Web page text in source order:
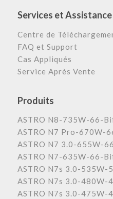
Services et Assistance
Centre de
FAQ et Support
Cas Appliqués
Service Après Vente
Produits
ASTRO N8-735W-66-
ASTRO N7 Pro-670W-
ASTRO N7 3.0-655W-
ASTRO N7-635W-66-
ASTRO N7s 3.0-535W-
ASTRO N7s 3.0-480W-
ASTRO N7s 3.0-